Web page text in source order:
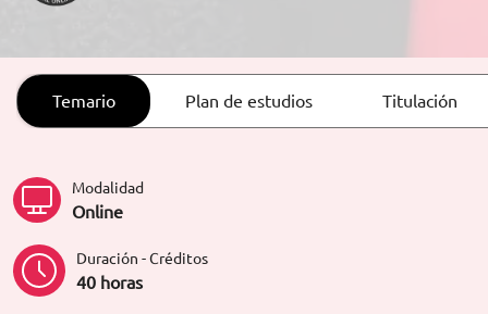
Temario Plan de estudios Titulación
Modalidad
Online
Duración - Créditos
40 horas